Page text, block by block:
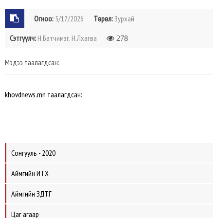
Огноо: 5/17/2026 Төрөл:Зурхай
Сэтгүүлч: Н.Батчимэг, Н.Лхагва 278
Мэдээ таалагдсан:
khovdnews.mn таалагдсан:
Сонгууль - 2020
Аймгийн ИТХ
Аймгийн ЗДТГ
Цаг агаар